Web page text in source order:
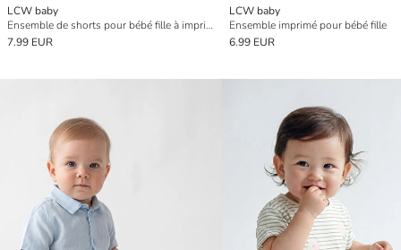
LCW baby
Ensemble de shorts pour bébé fille à imprimé cœur
7.99 EUR
LCW baby
Ensemble imprimé pour bébé fille
6.99 EUR